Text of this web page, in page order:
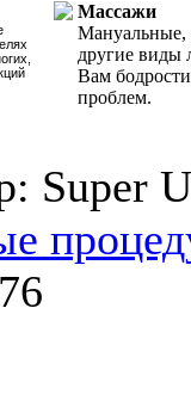
Массажи
Мануальные,
другие виды
Вам
проблем.
Super